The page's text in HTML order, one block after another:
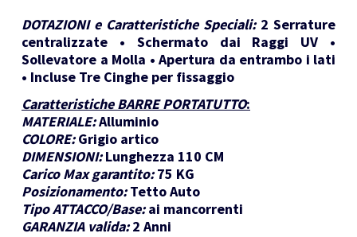
DOTAZIONI e Caratteristiche Speciali: 2 Serrature
centralizzate • Schermato dai Raggi UV •
Sollevatore a Molla • Apertura da entrambo i lati
• Incluse Tre Cinghe per fissaggio
Caratteristiche BARRE PORTATUTTO:
MATERIALE:Alluminio
COLORE: Grigio artico
DIMENSIONI: Lunghezza 110 CM
Carico Max garantito: 75 KG
Posizionamento: Tetto Auto
Tipo ATTACCO/Base: ai mancorrenti
GARANZIA valida: 2 Anni